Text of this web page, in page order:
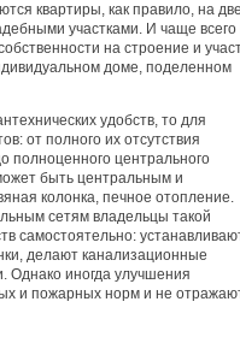
квартиры, как правило, на две
участками. И чаще всего
на строение и
доме, поделенном
удобств, то для
от полного их отсутствия
полноценного центрального
быть центральным и
колонка, печное отопление.
сетям владельцы такой
самостоятельно:
делают канализационные
Однако иногда улучшения
и пожарных норм и не